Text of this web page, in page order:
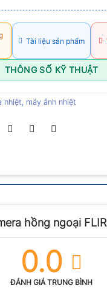
Tài liệu sản phẩm
THÔNG SỐ KỸ THUẬT
nhiệt, máy ảnh nhiệt
hồng ngoại
0.0
ĐÁNH GIÁ TRUNG BÌNH